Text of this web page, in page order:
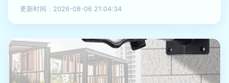
更新时间：2026-08-06 21:04:34